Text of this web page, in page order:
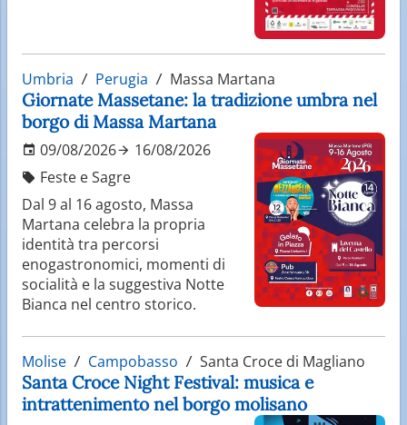
Umbria Perugia Massa Martana
Giornate Massetane: la tradizione umbra nel
borgo di Massa Martana
09/08/2026
16/08/2026
Feste e Sagre
Dal 9 al 16 agosto, Massa
Martana celebra la propria
identità tra percorsi
enogastronomici, momenti di
socialità e la suggestiva Notte
Bianca nel centro storico.
Molise Campobasso Santa Croce di Magliano
Santa Croce Night Festival: musica e
intrattenimento nel borgo molisano